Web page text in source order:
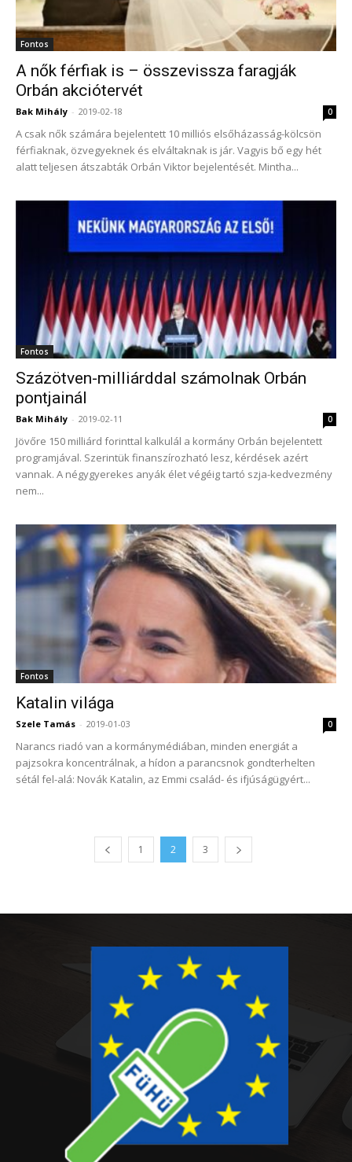
Fontos
A nők férfiak is – összevissza faragják
Orbán akciótervét
Bak Mihály - 2019-02-18 0
A csak nők számára bejelentett 10 milliós elsőházasság-kölcsön
férfiaknak, özvegyeknek és elváltaknak is jár. Vagyis bő egy hét
alatt teljesen átszabták Orbán Viktor bejelentését. Mintha...
Fontos
Százötven-milliárddal számolnak Orbán
pontjainál
Bak Mihály - 2019-02-11 0
Jövőre 150 milliárd forinttal kalkulál a kormány Orbán bejelentett
programjával. Szerintük finanszírozható lesz, kérdések azért
vannak. A négygyerekes anyák élet végéig tartó szja-kedvezmény
nem...
Fontos
Katalin világa
Szele Tamás - 2019-01-03 0
Narancs riadó van a kormánymédiában, minden energiát a
pajzsokra koncentrálnak, a hídon a parancsnok gondterhelten
sétál fel-alá: Novák Katalin, az Emmi család- és ifjúságügyért...
1 2 3